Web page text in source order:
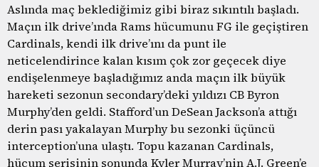
Aslında maç beklediğimiz gibi biraz sıkıntılı başladı.
Maçın ilk drive’ında Rams hücumunu FG ile geçiştiren
Cardinals, kendi ilk drive’ını da punt ile
neticelendirince kalan kısım çok zor geçecek diye
endişelenmeye başladığımız anda maçın ilk büyük
hareketi sezonun secondary’deki yıldızı CB Byron
Murphy’den geldi. Stafford’un DeSean Jackson’a attığı
derin pası yakalayan Murphy bu sezonki üçüncü
interception’una ulaştı. Topu kazanan Cardinals,
hücum serisinin sonunda Kyler Murray’nin A.J. Green’e